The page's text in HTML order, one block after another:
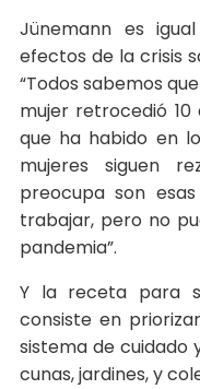
Jünemann es
efectos de la crisis
“Todos sabemos
mujer retrocedió
que ha habido en
mujeres siguen
preocupa son
trabajar, pero no
pandemia”.
Y la receta para
consiste en
sistema de cuidado
cunas, jardines, y